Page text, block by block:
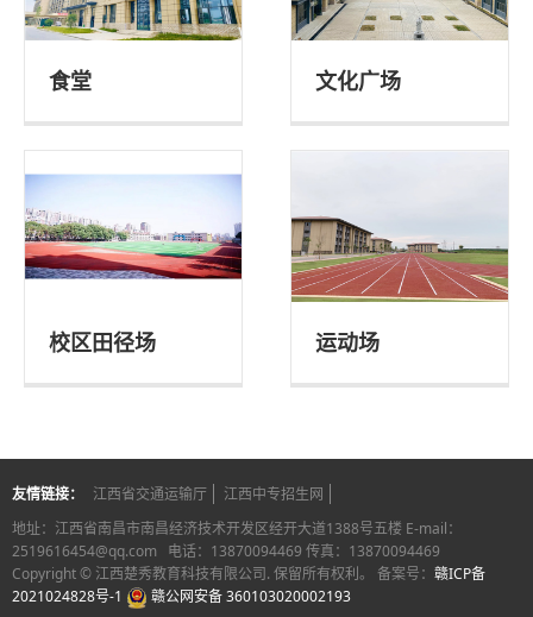
食堂 文化广场
校区田径场 运动场
友情链接： 江西省交通运输厅
江西中专招生网
地址：江西省南昌市南昌经济技术开发区经开大道1388号五楼 E-mail：
2519616454@qq.com 电话：13870094469 传真：13870094469
Copyright © 江西楚秀教育科技有限公司. 保留所有权利。 备案号： 赣ICP备
2021024828号-1
赣公网安备 360103020002193